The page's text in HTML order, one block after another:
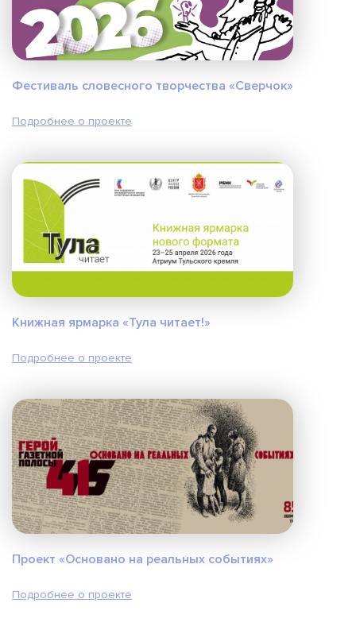
Фестиваль словесного творчества «Сверчок»
Подробнее о проекте
Книжная ярмарка «Тула читает!»
Подробнее о проекте
Проект «Основано на реальных событиях»
Подробнее о проекте